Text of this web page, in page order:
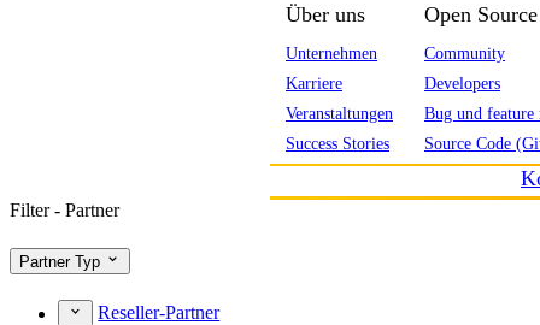
Über uns
Unternehmen
Karriere
Veranstaltungen
Success Stories
Open Source
Community
Developers
Bug und feature
Source Code
Filter - Partner
Partner Typ
Reseller-Partner